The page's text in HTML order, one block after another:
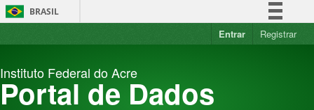
Pular
para
BRASIL
Simplifique!
Acesso à informação
Entrar Registrar
Instituto Federal do Acre
Portal de Dados